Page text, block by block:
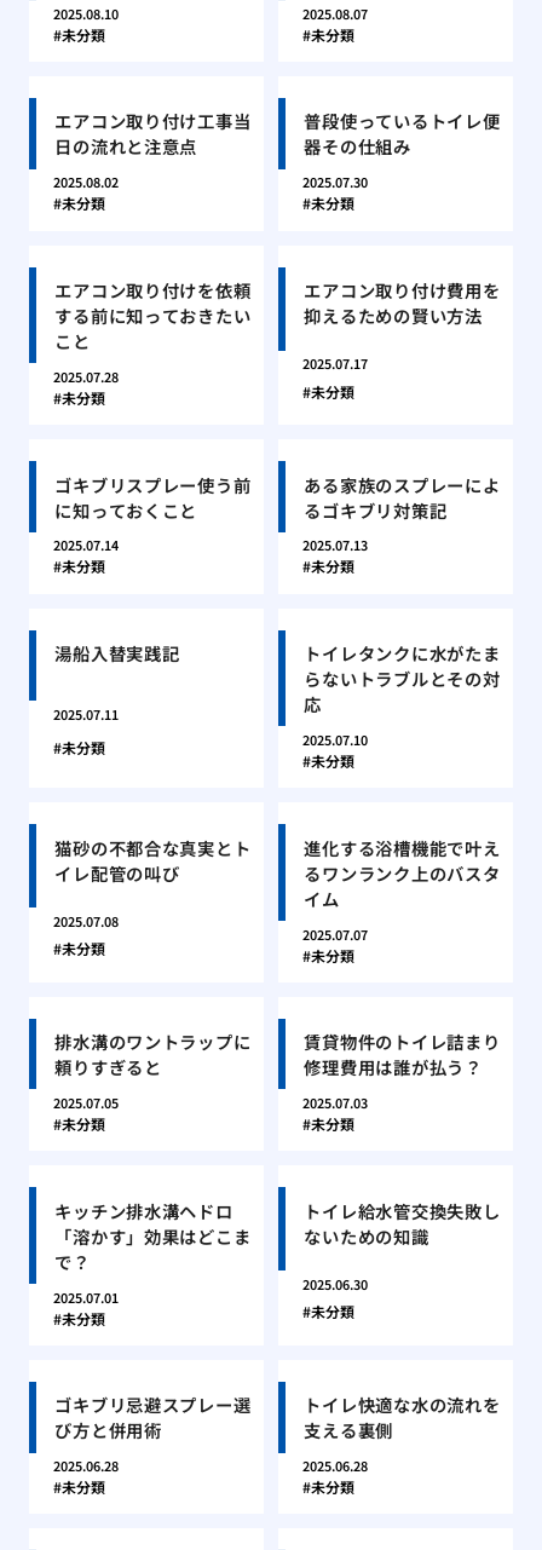
2025.08.10
未分類
2025.08.07
未分類
エアコン取り付け工事当
日の流れと注意点
2025.08.02
未分類
普段使っているトイレ便
器その仕組み
2025.07.30
未分類
エアコン取り付けを依頼
する前に知っておきたい
こと
2025.07.28
未分類
エアコン取り付け費用を
抑えるための賢い方法
2025.07.17
未分類
ゴキブリスプレー使う前
に知っておくこと
2025.07.14
未分類
ある家族のスプレーによ
るゴキブリ対策記
2025.07.13
未分類
湯船入替実践記
2025.07.11
未分類
トイレタンクに水がたま
らないトラブルとその対
応
2025.07.10
未分類
猫砂の不都合な真実とト
イレ配管の叫び
2025.07.08
未分類
進化する浴槽機能で叶え
るワンランク上のバスタ
イム
2025.07.07
未分類
排水溝のワントラップに
頼りすぎると
2025.07.05
未分類
賃貸物件のトイレ詰まり
修理費用は誰が払う？
2025.07.03
未分類
キッチン排水溝ヘドロ
「溶かす」効果はどこま
で？
2025.07.01
未分類
トイレ給水管交換失敗し
ないための知識
2025.06.30
未分類
ゴキブリ忌避スプレー選
び方と併用術
2025.06.28
未分類
トイレ快適な水の流れを
支える裏側
2025.06.28
未分類